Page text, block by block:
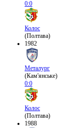
0:0
Колос
(Полтава)
1982
Металург
(Кам'янське)
0:0
Колос
(Полтава)
1988